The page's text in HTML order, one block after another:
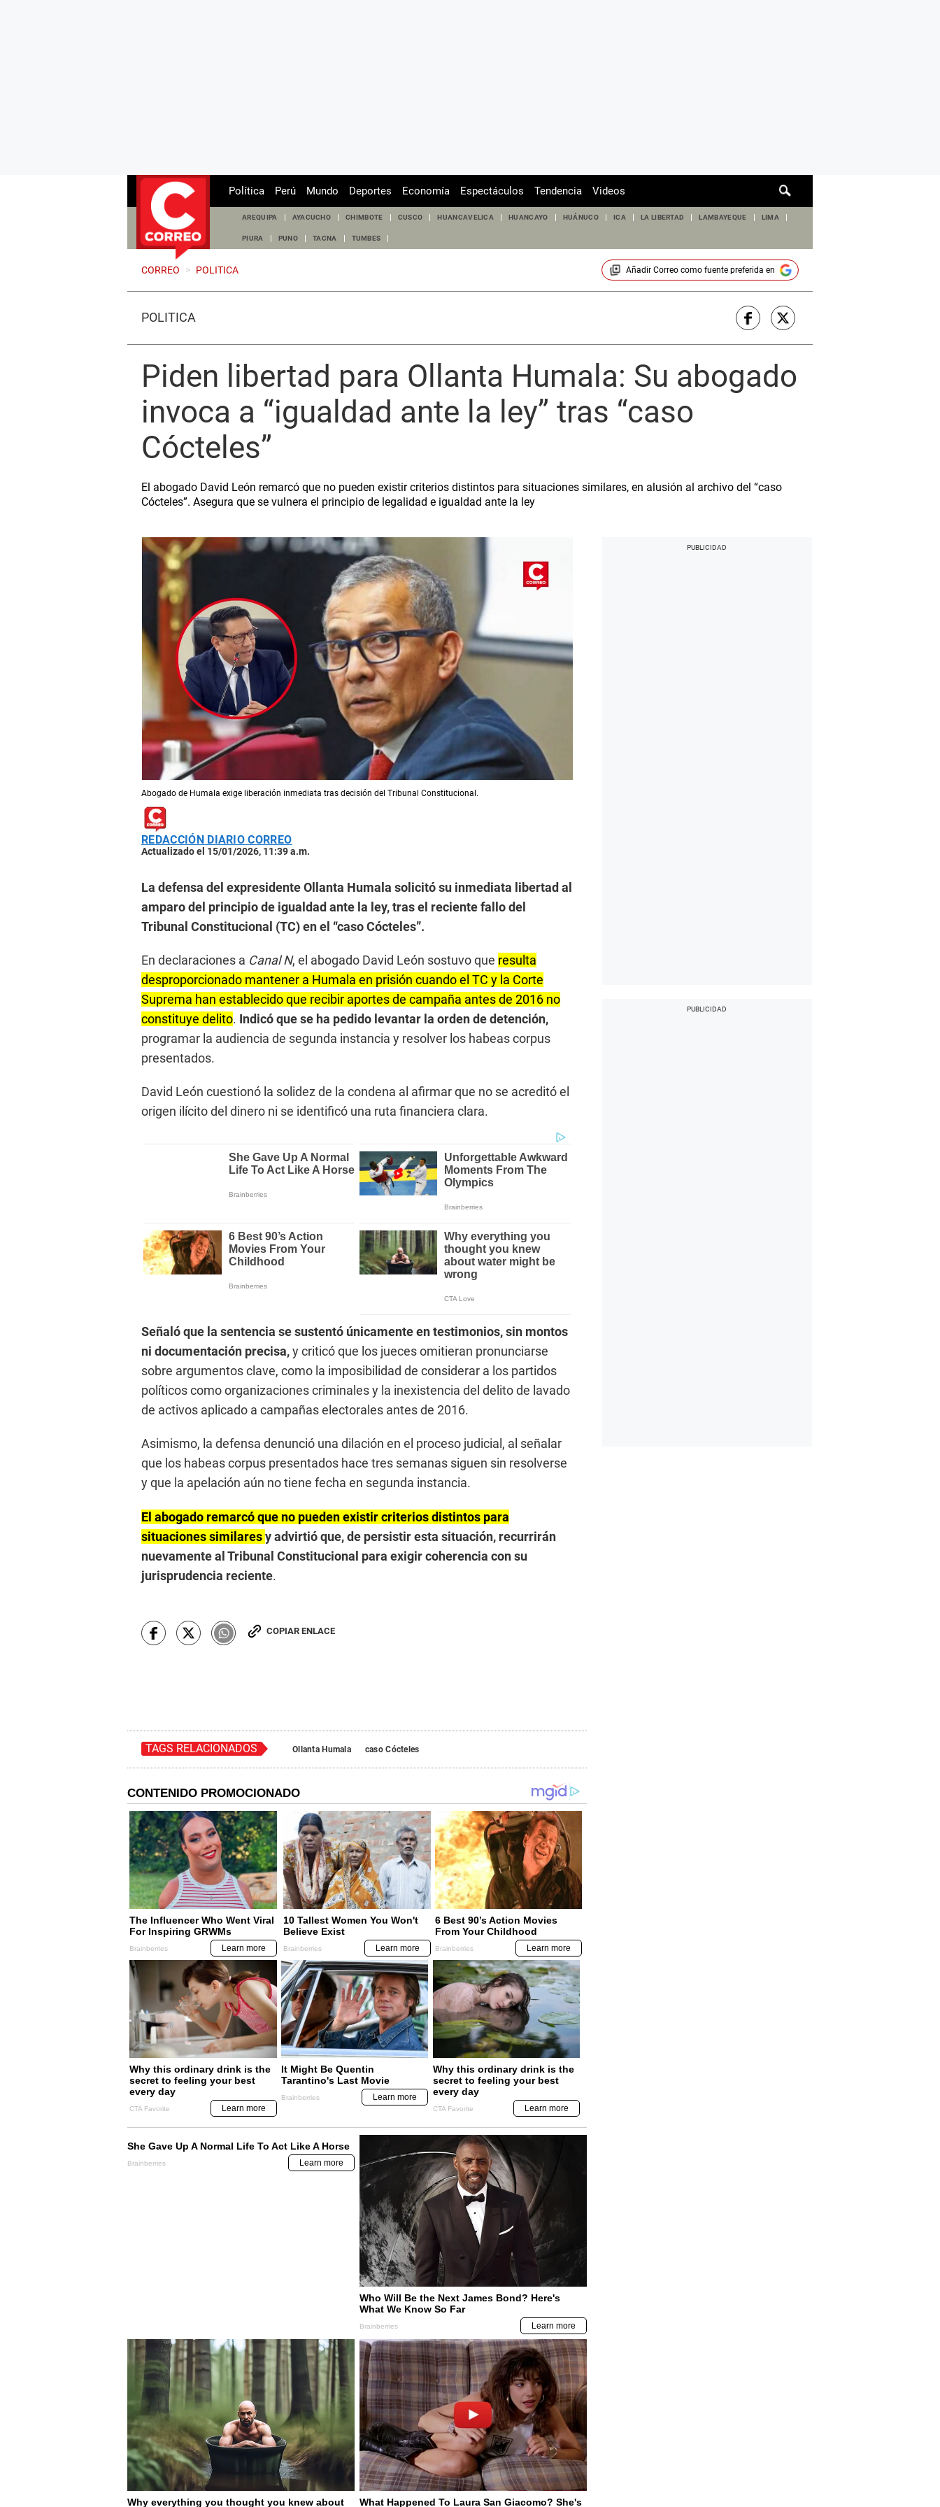
de
Política Perú Mundo Deportes Economía Espectáculos Tendencia Videos
AREQUIPA AYACUCHO CHIMBOTE CUSCO HUANCAVELICA HUANCAYO HUÁNUCO ICA LA LIBERTAD LAMBAYEQUE LIMA
PIURA PUNO TACNA TUMBES
CORREO > POLITICA Añadir Correocomo fuente preferida en
POLÍTICA
Piden libertad para Ollanta Humala: Su abogado
invoca a “igualdad ante la ley” tras “caso
Cócteles”
El abogado David León remarcó que no pueden existir criterios distintos para situaciones similares, en alusión al archivo del “caso
Cócteles”. Asegura que se vulnera el principio de legalidad e igualdad ante la ley
Abogado de Humala exige liberación inmediata tras decisión del Tribunal Constitucional.
REDACCIÓN DIARIO CORREO
Actualizado el 15/01/2026, 11:39 a.m.
La defensa del expresidente Ollanta Humala solicitó su inmediata libertad al
amparo del principio de igualdad ante la ley, tras el reciente fallo del
Tribunal Constitucional (TC) en el “caso Cócteles”.
En declaraciones a Canal N, el abogado David León sostuvo que resulta
desproporcionado mantener a Humala en prisión cuando el TC y la Corte
Suprema han establecido que recibir aportes de campaña antes de 2016 no
constituye delito. Indicó que se ha pedido levantar la orden de detención,
programar la audiencia de segunda instancia y resolver los habeas corpus
presentados.
David León cuestionó la solidez de la condena al afirmar que no se acreditó el
origen ilícito del dinero ni se identificó una ruta financiera clara.
Señaló que la sentencia se sustentó únicamente en testimonios, sin montos
ni documentación precisa,y criticó que los jueces omitieran pronunciarse
sobre argumentos clave, como la imposibilidad de considerar a los partidos
políticos como organizaciones criminales y la inexistencia del delito de lavado
de activos aplicado a campañas electorales antes de 2016.
Asimismo, la defensa denunció una dilación en el proceso judicial, al señalar
que los habeas corpus presentados hace tres semanas siguen sin resolverse
y que la apelación aún no tiene fecha en segunda instancia.
El abogado remarcó que no pueden existir criterios distintos para
situaciones similaresy advirtió que, de persistir esta situación, recurrirán
nuevamente al Tribunal Constitucional para exigir coherencia con su
jurisprudencia reciente.
COPIAR ENLACE
TAGS RELACIONADOS Ollanta Humala caso Cócteles